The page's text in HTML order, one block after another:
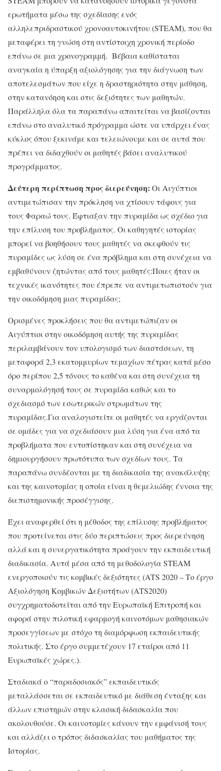
ερωτήματα μέσω της σχεδίασης ενός
αλληλεπριδραστικού χρονοαυτοκινήτου (STEAM), που θα
μεταφέρει τη γνώση στη αντίστοιχη χρονική περίοδο
επάνω σε μια χρονογραμμή. Βέβαια καθίσταται
αναγκαία η ύπαρξη αξιολόγησης για την διάγνωση των
αποτελεσμάτων που είχε η δραστηριότητα στην μάθηση,
στην κατανόηση και στις δεξιότητες των μαθητών.
Παράλληλα όλα τα παραπάνω απαιτείται να βασίζονται
επάνω στο αναλυτικό πρόγραμμα ώστε να υπάρχει ένας
κύκλος όπου ξεκινάμε και τελειώνουμε και σε αυτά που
πρέπει να διδαχθούν οι μαθητές βάσει αναλυτικού
προγράμματος.
Δεύτερη περίπτωση προς διερεύνηση: Οι Αιγύπτιοι
αντιμετώπισαν την πρόκληση να χτίσουν τάφους για
τους Φαραώ τους. Έφτιαξαν την πυραμίδα ως σχέδιο για
την επίλυση του προβλήματος. Οι καθηγητές ιστορίας
μπορεί να βοηθήσουν τους μαθητές να σκεφθούν τις
πυραμίδες ως λύση σε ένα πρόβλημα και στη συνέχεια να
εμβαθύνουν ζητώντας από τους μαθητές:Ποιες ήταν οι
τεχνικές ικανότητες που έπρεπε να αντιμετωπιστούν για
την οικοδόμηση μιας πυραμίδας;
Ορισμένες προκλήσεις που θα αντιμετώπιζαν οι
Αιγύπτιοι στην οικοδόμηση αυτής της πυραμίδας
περιλαμβάνουν τον υπολογισμό των διαστάσεων, τη
μεταφορά 2,3 εκατομμυρίων τεμαχίων πέτρας κατά μέσο
όρο περίπου 2,5 τόνους το καθένα και στη συνέχεια τη
συναρμολόγησή τους σε πυραμίδα καθώς και το
σχεδιασμό των εσωτερικών στρωμάτων της
πυραμίδας.Για αναλογιστείτε οι μαθητές να εργάζονται
σε ομάδες για να σχεδιάσουν μια λύση για ένα από τα
προβλήματα που εντοπίστηκαν και στη συνέχεια να
δημιουργήσουν πρωτότυπα των σχεδίων τους. Τα
παραπάνω συνδέονται με τη διαδικασία της ανακάλυψης
και της καινοτομίας η οποία είναι η θεμελιώδης έννοια της
διεπιστημονικής προσέγγισης.
Έχει αναφερθεί ότι η μέθοδος της επίλυσης προβλήματος
που προτείνεται στις δύο περιπτώσεις προς διερεύνηση
αλλά και η συνεργατικότητα προάγουν την εκπαιδευτική
διαδικασία. Αυτά μέσα από τη μεθοδολογία STEAM
ενεργοποιούν τις κομβικές δεξιότητες (ATS 2020 – Το έργο
Αξιολόγηση Κομβικών Δεξιοτήτων (ATS2020)
συγχρηματοδοτείται από την Ευρωπαϊκή Επιτροπή και
αφορά στην πιλοτική εφαρμογή καινοτόμων μαθησιακών
προσεγγίσεων με στόχο τη διαμόρφωση εκπαιδευτικής
πολιτικής. Στο έργο συμμετέχουν 17 εταίροι από 11
Ευρωπαϊκές χώρες.).
Σταδιακά ο “παραδοσιακός” εκπαιδευτικός
μεταλλάσσεται σε εκπαιδευτικό με διάθεση ένταξης και
άλλων επιστημών στην κλασική διδασκαλία που
ακολουθούσε. Οι καινοτομίες κάνουν την εμφάνισή τους
και αλλάζει ο τρόπος διδασκαλίας του μαθήματος της
Ιστορίας.